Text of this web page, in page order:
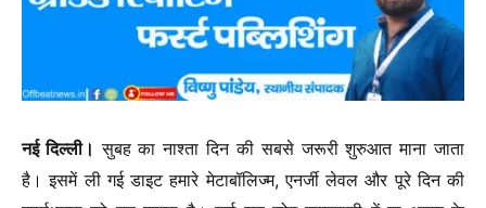
नई दिल्ली। सुबह का नाश्ता दिन की सबसे जरूरी शुरुआत माना जाता
है। इसमें ली गई डाइट हमारे मेटाबॉलिज्म, एनर्जी लेवल और पूरे दिन की